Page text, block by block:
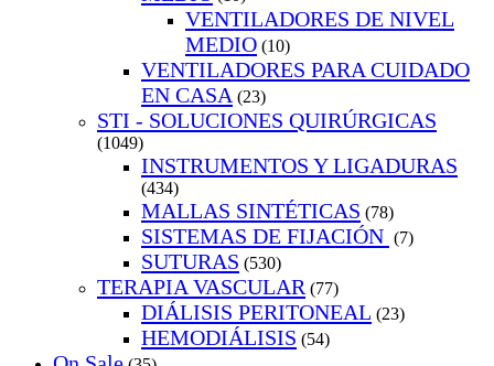
VENTILADORES DE NIVEL
MEDIO (10)
VENTILADORES PARA CUIDADO
EN CASA (23)
STI - SOLUCIONES QUIRÚRGICAS
(1049)
INSTRUMENTOS Y LIGADURAS
(434)
MALLAS SINTÉTICAS (78)
SISTEMAS DE FIJACIÓN (7)
SUTURAS (530)
TERAPIA VASCULAR (77)
DIÁLISIS PERITONEAL (23)
HEMODIÁLISIS (54)